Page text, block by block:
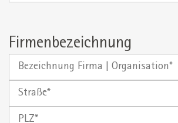
Firmenbezeichnung
Bezeichnung
Straße
PLZ